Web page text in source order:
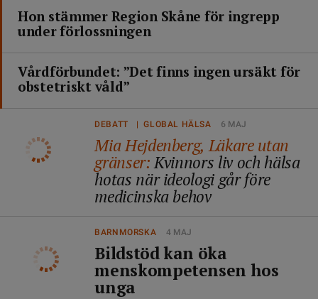
Hon stämmer Region Skåne för ingrepp
under förlossningen
Vårdförbundet: ”Det finns ingen ursäkt för
obstetriskt våld”
DEBATT | GLOBAL HÄLSA 6 MAJ
Mia Hejdenberg, Läkare utan
gränser:Kvinnors liv och hälsa
hotas när ideologi går före
medicinska behov
BARNMORSKA 4 MAJ
Bildstöd kan öka
menskompetensen hos
unga